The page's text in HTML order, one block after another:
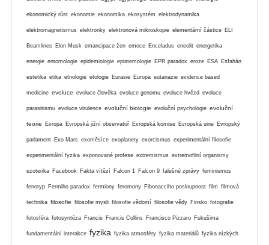
ekonomický růst ekonomie ekonomika ekosystém elektrodynamika
elektromagnetismus elektronky elektronová mikroskopie elementární částice ELI
Beamlines Elon Musk emancipace žen emoce Enceladus eneolit energetika
energie entomologie epidemiologie epistemologie EPR paradox eroze ESA Esfahán
estetika etika etnologie etologie Eurasie Europa eutanazie evidence based
medicine evoluce evoluce člověka evoluce genomu evoluce hvězd evoluce
parasitismu evoluce virulence evoluční biologie evoluční psychologie evoluční
teorie Evropa Evropská jižní observatoř Evropská komise Evropská unie Evropský
parlament Exo Mars exoměsíce exoplanety exorcismus experimentální filosofie
experimentální fyzika exponované profese extremismus extremofilní organismy
ezoterika Facebook Fakta vítězí Falcon 1 Falcon 9 falešné zprávy feminismus
fenotyp Fermiho paradox fermiony feromony Fibonacciho posloupnost film filmová
technika filosofie filosofie mysli filosofie vědomí filosofie vědy Finsko fotografie
fotosféra fotosyntéza Francie Francis Collins Francisco Pizzaro Fukušima
fundamentální interakce fyzika fyzika atmosféry fyzika materiálů fyzika nízkých